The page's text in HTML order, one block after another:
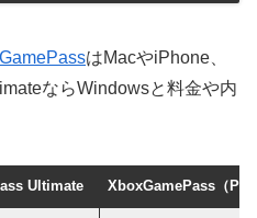
はMacやiPhone、
ならWindowsと料金や内
Ultimate XboxGamePass（PC